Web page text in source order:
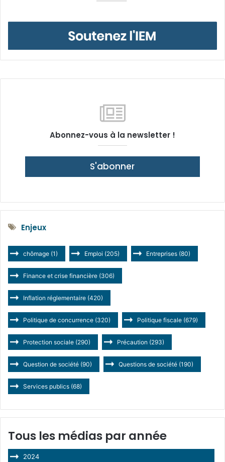
Abonnez-vous à la newsletter !
S'abonner
Enjeux
chômage (1) Emploi (205) Entreprises (80)
Finance et crise financière (306)
Inflation réglementaire (420)
Politique de concurrence (320) Politique fiscale (679)
Protection sociale (290) Précaution (293)
Question de société (90) Questions de société (190)
Services publics (68)
Tous les médias par année
2024